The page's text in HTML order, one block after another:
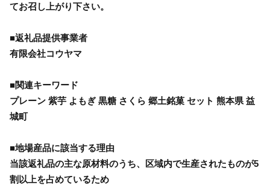
てお召し上がり下さい。
■返礼品提供事業者
有限会社コウヤマ
■関連キーワード
プレーン 紫芋 よもぎ 黒糖 さくら 郷土銘菓 セット 熊本県 益
城町
■地場産品に該当する理由
当該返礼品の主な原材料のうち、区域内で生産されたものが5
割以上を占めているため